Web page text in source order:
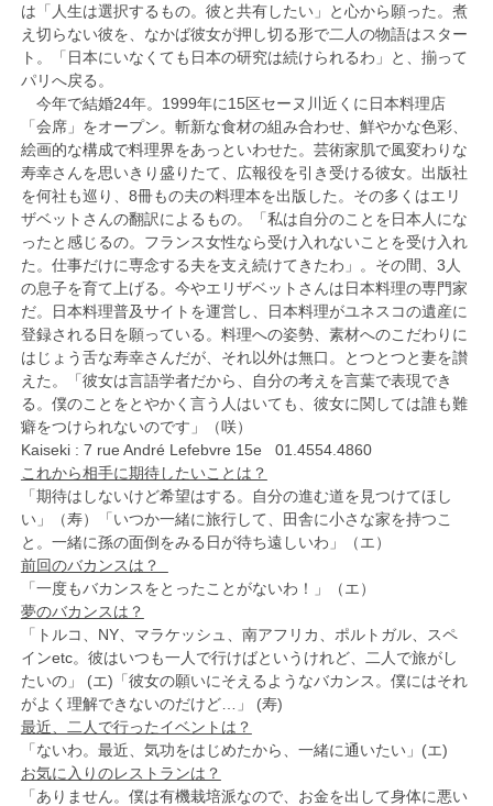
は「人生は選択するもの。彼と共有したい」と心から願った。煮
え切らない彼を、なかば彼女が押し切る形で二人の物語はスター
ト。「日本にいなくても日本の研究は続けられるわ」と、揃って
パリへ戻る。
今年で結婚24年。1999年に15区セーヌ川近くに日本料理店
「会席」をオープン。斬新な食材の組み合わせ、鮮やかな色彩、
絵画的な構成で料理界をあっといわせた。芸術家肌で風変わりな
寿幸さんを思いきり盛りたて、広報役を引き受ける彼女。出版社
を何社も巡り、8冊もの夫の料理本を出版した。その多くはエリ
ザベットさんの翻訳によるもの。「私は自分のことを日本人にな
ったと感じるの。フランス女性なら受け入れないことを受け入れ
た。仕事だけに専念する夫を支え続けてきたわ」。その間、3人
の息子を育て上げる。今やエリザベットさんは日本料理の専門家
だ。日本料理普及サイトを運営し、日本料理がユネスコの遺産に
登録される日を願っている。料理への姿勢、素材へのこだわりに
はじょう舌な寿幸さんだが、それ以外は無口。とつとつと妻を讃
えた。「彼女は言語学者だから、自分の考えを言葉で表現でき
る。僕のことをとやかく言う人はいても、彼女に関しては誰も難
癖をつけられないのです」（咲）
Kaiseki : 7 rue André Lefebvre 15e 01.4554.4860
これから相手に期待したいことは？
「期待はしないけど希望はする。自分の進む道を見つけてほし
い」（寿）「いつか一緒に旅行して、田舎に小さな家を持つこ
と。一緒に孫の面倒をみる日が待ち遠しいわ」（エ）
前回のバカンスは？
「一度もバカンスをとったことがないわ！」（エ）
夢のバカンスは？
「トルコ、NY、マラケッシュ、南アフリカ、ポルトガル、スペ
インetc。彼はいつも一人で行けばというけれど、二人で旅がし
たいの」 (エ)「彼女の願いにそえるようなバカンス。僕にはそれ
がよく理解できないのだけど…」 (寿)
最近、二人で行ったイベントは？
「ないわ。最近、気功をはじめたから、一緒に通いたい」(エ)
お気に入りのレストランは？
「ありません。僕は有機栽培派なので、お金を出して身体に悪い